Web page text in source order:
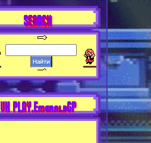
SEARCH
VK PLAY.EmeraldGP